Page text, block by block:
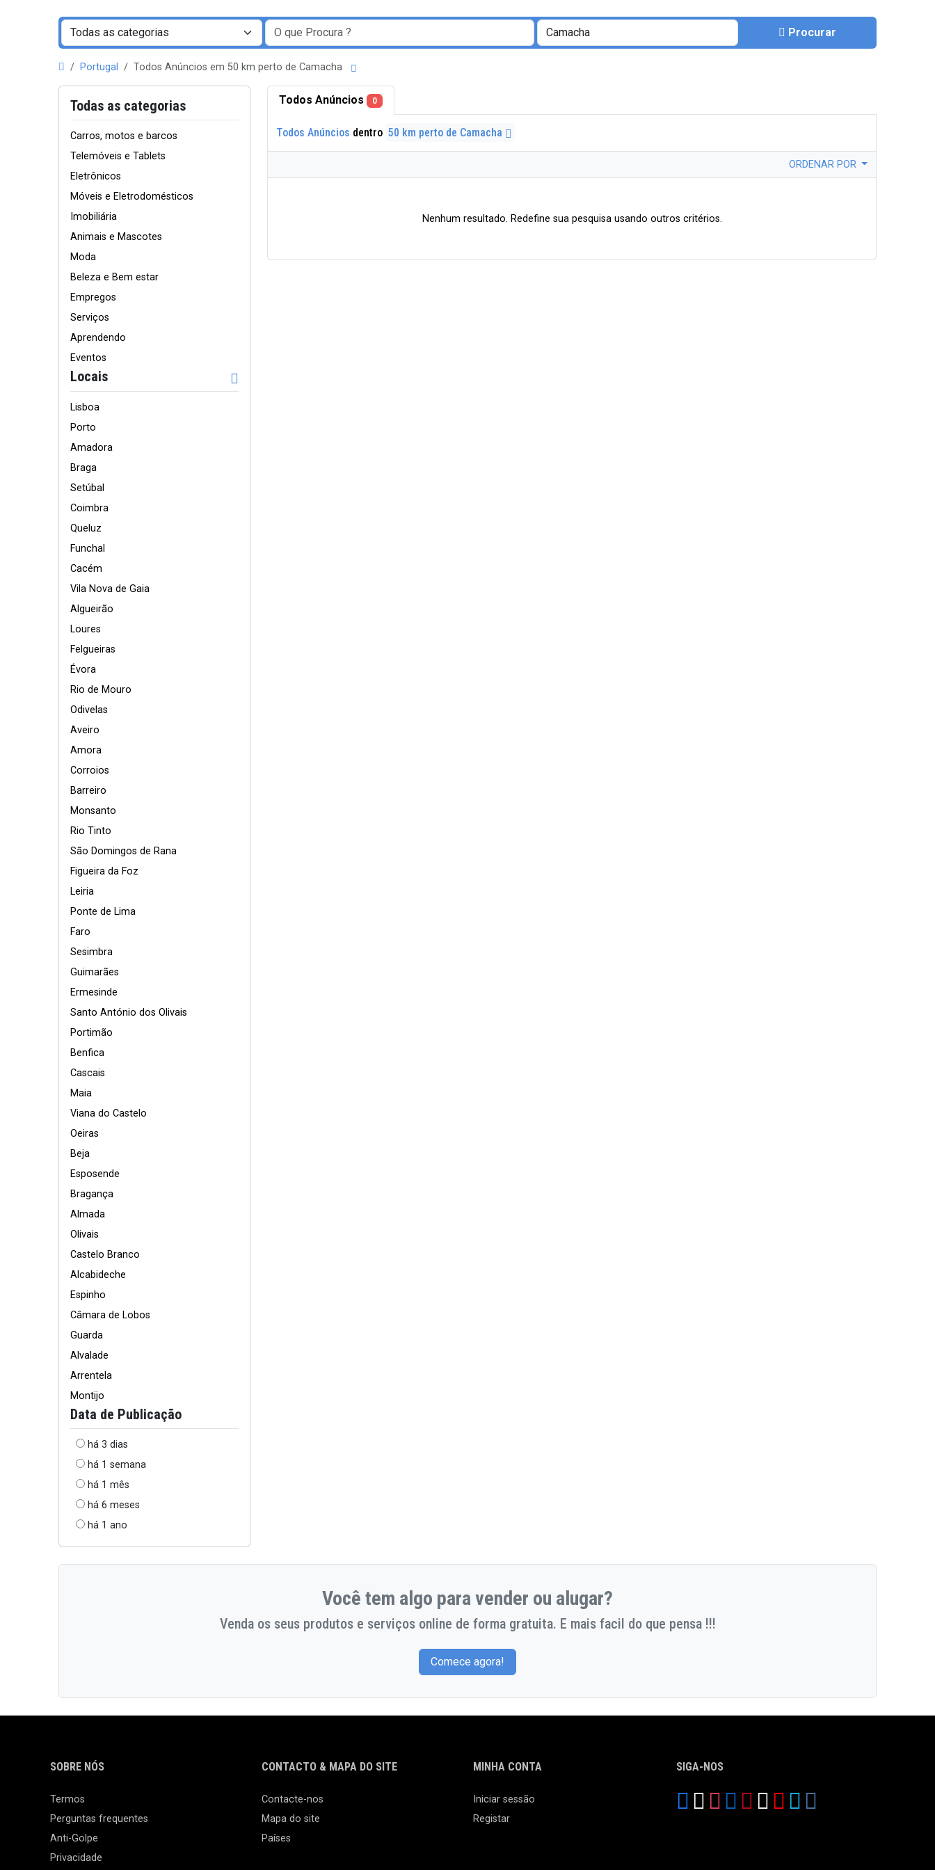
Procurar
Portugal Todos Anúncios em 50 km perto de Camacha
Todas as categorias
Carros, motos e barcos
Telemóveis e Tablets
Eletrônicos
Móveis e Eletrodomésticos
Imobiliária
Animais e Mascotes
Moda
Beleza e Bem estar
Empregos
Serviços
Aprendendo
Eventos
Locais
Lisboa
Porto
Amadora
Braga
Setúbal
Coimbra
Queluz
Funchal
Cacém
Vila Nova de Gaia
Algueirão
Loures
Felgueiras
Évora
Rio de Mouro
Odivelas
Aveiro
Amora
Corroios
Barreiro
Monsanto
Rio Tinto
São Domingos de Rana
Figueira da Foz
Leiria
Ponte de Lima
Faro
Sesimbra
Guimarães
Ermesinde
Santo António dos Olivais
Portimão
Benfica
Cascais
Maia
Viana do Castelo
Oeiras
Beja
Esposende
Bragança
Almada
Olivais
Castelo Branco
Alcabideche
Espinho
Câmara de Lobos
Guarda
Alvalade
Arrentela
Montijo
Data de Publicação
há 3 dias
há 1 semana
há 1 mês
há 6 meses
há 1 ano
Todos Anúncios 0
Todos Anúncios dentro 50 km perto de Camacha
ORDENAR POR
Nenhum resultado. Redefine sua pesquisa usando outros critérios.
Você tem algo para vender ou alugar?
Venda os seus produtos e serviços online de forma gratuita. E mais facil do que pensa !!!
Comece agora!
SOBRE NÓS
Termos
Perguntas frequentes
Anti-Golpe
Privacidade
CONTACTO & MAPA DO SITE
Contacte-nos
Mapa do site
Países
MINHA CONTA
Iniciar sessão
Registar
SIGA-NOS